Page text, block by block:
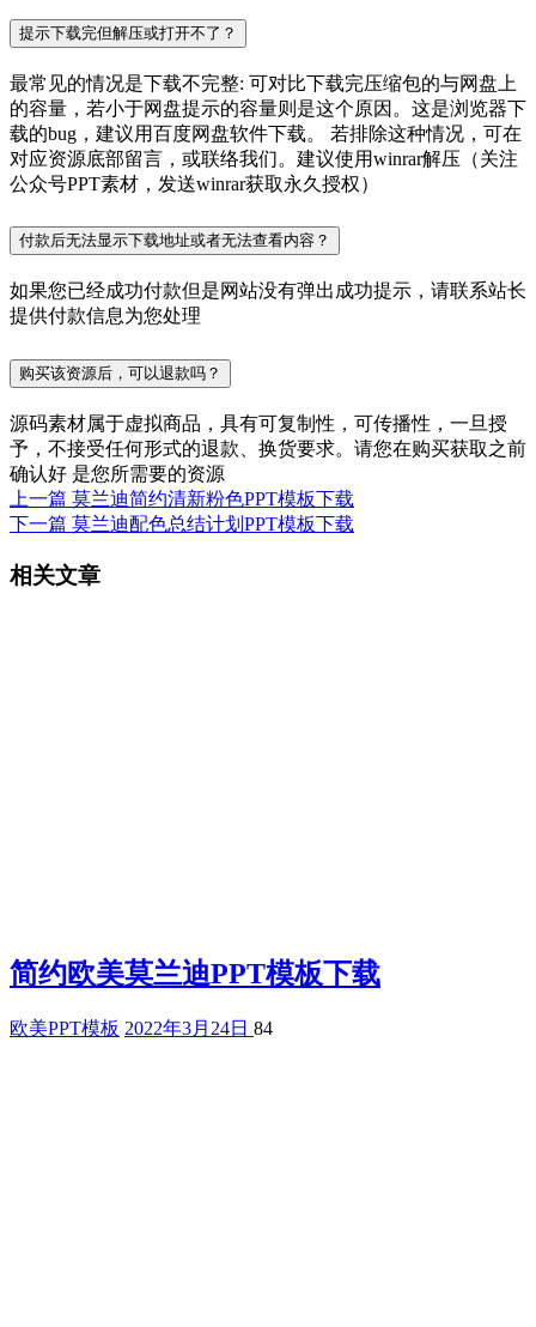
提示下载完但解压或打开不了？
最常见的情况是下载不完整: 可对比下载完压缩包的与网盘上
的容量，若小于网盘提示的容量则是这个原因。这是浏览器下
载的bug，建议用百度网盘软件下载。 若排除这种情况，可在
对应资源底部留言，或联络我们。建议使用winrar解压（关注
公众号PPT素材，发送winrar获取永久授权）
付款后无法显示下载地址或者无法查看内容？
如果您已经成功付款但是网站没有弹出成功提示，请联系站长
提供付款信息为您处理
购买该资源后，可以退款吗？
源码素材属于虚拟商品，具有可复制性，可传播性，一旦授
予，不接受任何形式的退款、换货要求。请您在购买获取之前
确认好 是您所需要的资源
上一篇 莫兰迪简约清新粉色PPT模板下载
下一篇 莫兰迪配色总结计划PPT模板下载
相关文章
简约欧美莫兰迪PPT模板下载
欧美PPT模板 2022年3月24日 84